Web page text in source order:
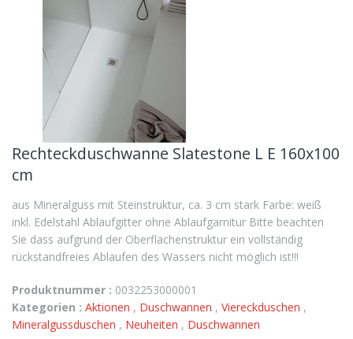
Rechteckduschwanne Slatestone L E 160x100
cm
aus Mineralguss mit Steinstruktur, ca. 3 cm stark Farbe: weiß
inkl. Edelstahl Ablaufgitter ohne Ablaufgarnitur Bitte beachten
Sie dass aufgrund der Oberflächenstruktur ein vollständig
rückstandfreies Ablaufen des Wassers nicht möglich ist!!!
Produktnummer : 0032253000001
Kategorien : Aktionen , Duschwannen , Viereckduschen ,
Mineralgussduschen , Neuheiten , Duschwannen